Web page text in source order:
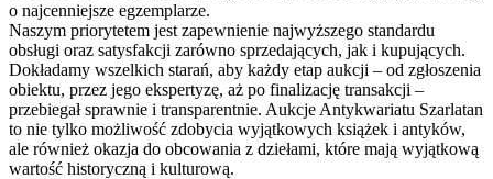
o najcenniejsze egzemplarze.
Naszym priorytetem jest zapewnienie najwyższego standardu
obsługi oraz satysfakcji zarówno sprzedających, jak i kupujących.
Dokładamy wszelkich starań, aby każdy etap aukcji – od zgłoszenia
obiektu, przez jego ekspertyzę, aż po finalizację transakcji –
przebiegał sprawnie i transparentnie. Aukcje Antykwariatu Szarlatan
to nie tylko możliwość zdobycia wyjątkowych książek i antyków,
ale również okazja do obcowania z dziełami, które mają wyjątkową
wartość historyczną i kulturową.